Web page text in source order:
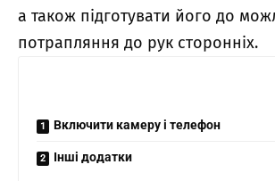
а також підготувати його до
потрапляння до рук сторонніх.
Включити камеру і телефон
Інші додатки